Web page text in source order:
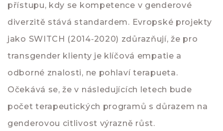
přístupu, kdy se kompetence v genderové
diverzitě stává standardem. Evropské projekty
jako SWITCH (2014‑2020) zdůrazňují, že pro
transgender klienty je klíčová empatie a
odborné znalosti, ne pohlaví terapueta.
Očekává se, že v následujících letech bude
počet terapeutických programů s důrazem na
genderovou citlivost výrazně růst.